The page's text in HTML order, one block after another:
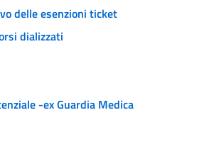
delle esenzioni ticket
dializzati
-ex Guardia Medica